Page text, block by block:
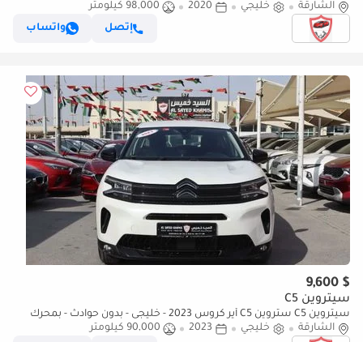
بحاله ممتازه
الشارقة خليجي 2020
98,000 كيلومتر
إتصل
واتساب
$ 9,600
سيتروين C5
سيتروين C5 ستروين C5 أير كروس 2023 - خليجى - بدون حوادث - بمحرك
1.6L ممش قليل - بحاله ممتازه
الشارقة خليجي 2023
90,000 كيلومتر